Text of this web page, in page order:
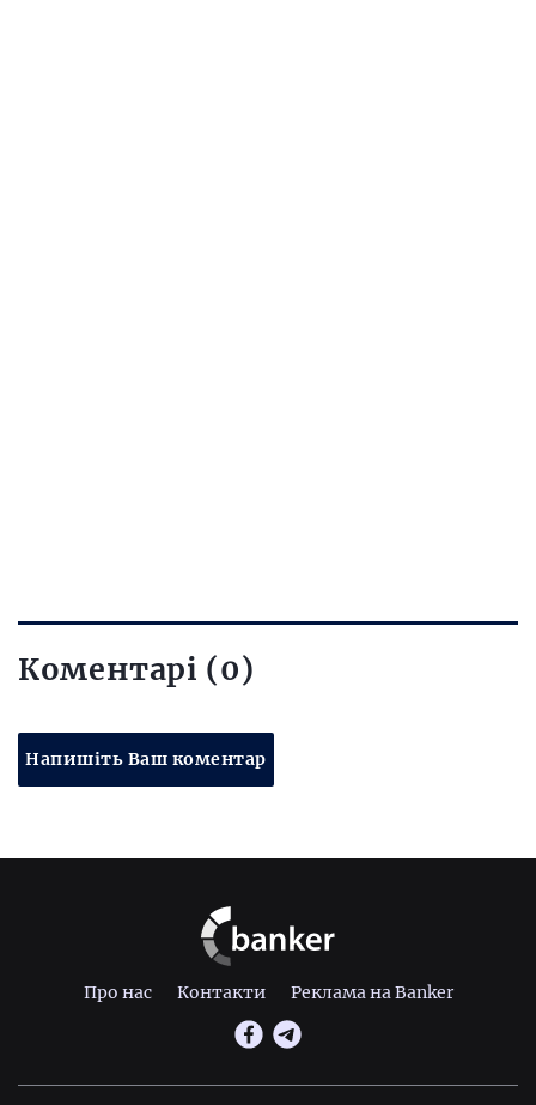
Коментарі (0)
Напишіть Ваш коментар
Про нас Контакти Реклама на Banker